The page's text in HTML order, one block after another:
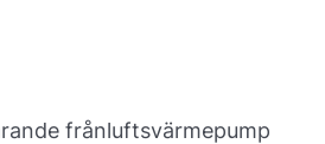
frånluftsvärmepump